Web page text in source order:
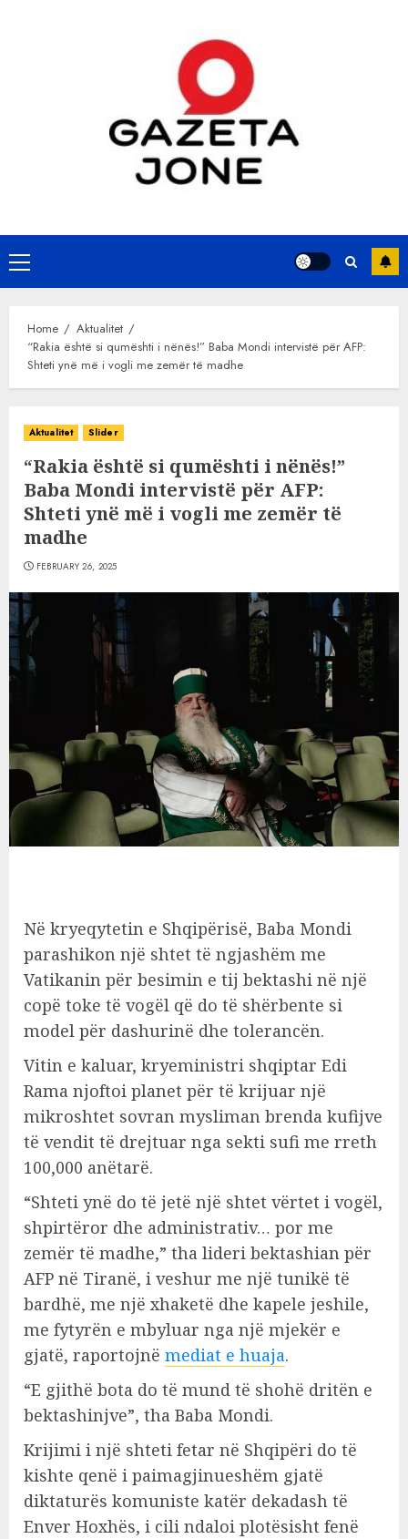
Primary
Menu
Home
Aktualitet
“Rakia është si qumështi i nënës!” Baba Mondi intervistë për AFP:
Shteti ynë më i vogli me zemër të madhe
Aktualitet Slider
“Rakia është si qumështi i nënës!”
Baba Mondi intervistë për AFP:
Shteti ynë më i vogli me zemër të
madhe
FEBRUARY 26, 2025
Në kryeqytetin e Shqipërisë, Baba Mondi
parashikon një shtet të ngjashëm me
Vatikanin për besimin e tij bektashi në një
copë toke të vogël që do të shërbente si
model për dashurinë dhe tolerancën.
Vitin e kaluar, kryeministri shqiptar Edi
Rama njoftoi planet për të krijuar një
mikroshtet sovran mysliman brenda kufijve
të vendit të drejtuar nga sekti sufi me rreth
100,000 anëtarë.
“Shteti ynë do të jetë një shtet vërtet i vogël,
shpirtëror dhe administrativ… por me
zemër të madhe,” tha lideri bektashian për
AFP në Tiranë, i veshur me një tunikë të
bardhë, me një xhaketë dhe kapele jeshile,
me fytyrën e mbyluar nga një mjekër e
gjatë, raportojnë mediat e huaja.
“E gjithë bota do të mund të shohë dritën e
bektashinjve”, tha Baba Mondi.
Krijimi i një shteti fetar në Shqipëri do të
kishte qenë i paimagjinueshëm gjatë
diktaturës komuniste katër dekadash të
Enver Hoxhës, i cili ndaloi plotësisht fenë